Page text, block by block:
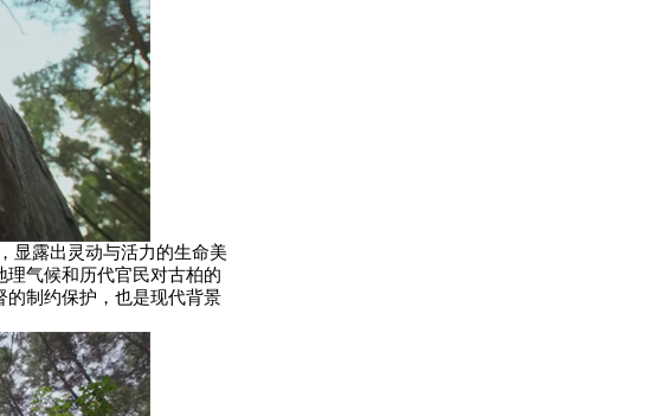
显露出灵动与活力的生命美
气候和历代官民对古柏的
的制约保护，也是现代背景